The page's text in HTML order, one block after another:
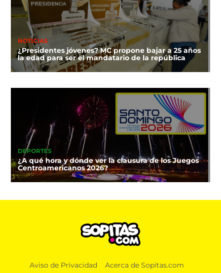
NOTICIAS
¿Presidentes jóvenes? MC propone bajar a 25 años
la edad para ser el mandatario de la república
DEPORTES
¿A qué hora y dónde ver la clausura de los Juegos
Centroamericanos 2026?
Aviso de Privacidad Acerca de Sopitas.com